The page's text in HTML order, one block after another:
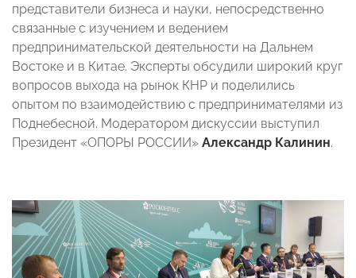
представители бизнеса и науки, непосредственно
связанные с изучением и ведением
предпринимательской деятельности на Дальнем
Востоке и в Китае. Эксперты обсудили широкий круг
вопросов выхода на рынок КНР и поделились
опытом по взаимодействию с предпринимателями из
Поднебесной. Модератором дискуссии выступил
Президент «ОПОРЫ РОССИИ» Александр Калинин.